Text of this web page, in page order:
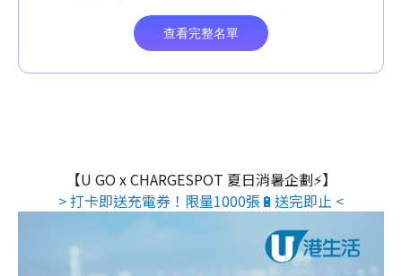
【U GO x CHARGESPOT 夏日消暑企劃⚡】
> 打卡即送充電券！限量1000張🔋送完即止 <